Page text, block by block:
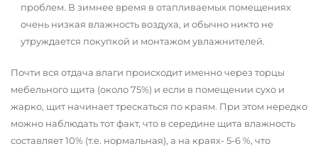
проблем. В зимнее время в отапливаемых помещениях
очень низкая влажность воздуха, и обычно никто не
утруждается покупкой и монтажом увлажнителей.
Почти вся отдача влаги происходит именно через торцы
мебельного щита (около 75%) и если в помещении сухо и
жарко, щит начинает трескаться по краям. При этом нередко
можно наблюдать тот факт, что в середине щита влажность
составляет 10% (т.е. нормальная), а на краях- 5-6 %, что